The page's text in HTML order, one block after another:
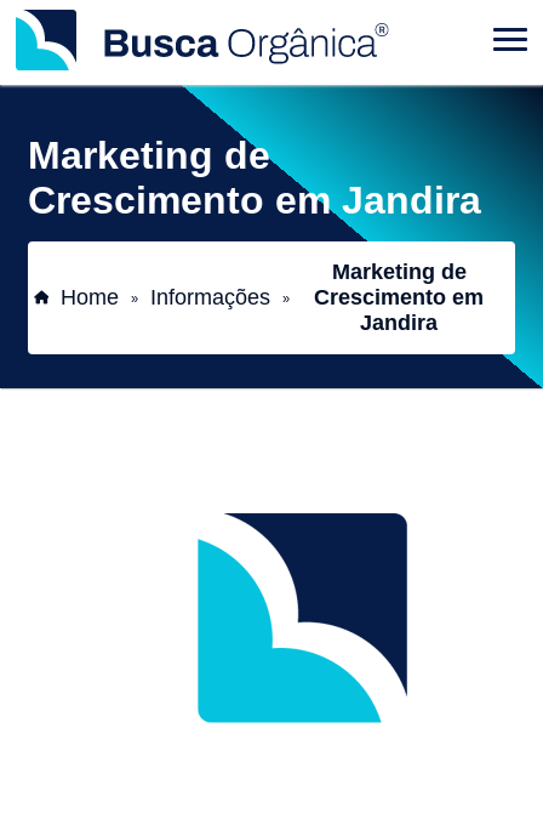
Marketing de
Crescimento em Jandira
Home » Informações »
Marketing de
Crescimento em
Jandira